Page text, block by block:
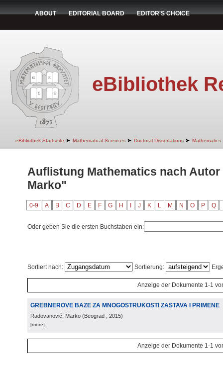
ABOUT EDITORIAL BOARD EDITOR'S CHOICE
eBibliothek
eBibliothek Startseite ➤ Mathematical Sciences ➤ Doctoral Dissertations ➤ Mathematics
Auflistung Mathematics nach
Marko"
0-9 A B C D E F G H J K L M N O P Q
Oder geben Sie die ersten Buchstaben ein:
Sortiert nach: Sortierung:
Anzeige der Dokumente 1-1
GREBNEROVE BAZE ZA MNOGOSTRUKOSTI ZASTAVA I PRIMENE
Radovanović, Marko (Beograd , 2015)
[more]
Anzeige der Dokumente 1-1